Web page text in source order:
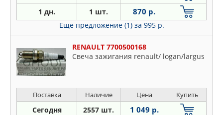
1 дн. 1 шт. 870 р.
Еще предложение (1) за 995 р.
RENAULT 7700500168
Свеча зажигания renault/ logan/largus
Поставка Наличие Цена Купить
Сегодня 2557 шт. 1 049 р.